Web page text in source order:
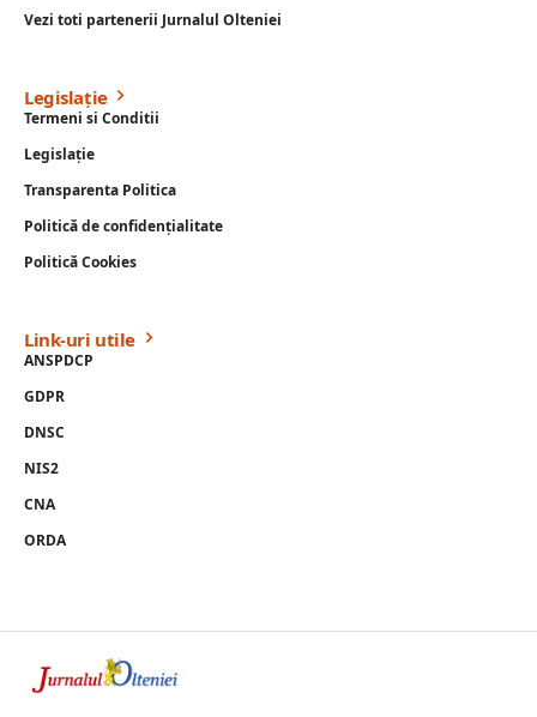
Vezi toti partenerii Jurnalul Olteniei
Legislație
Termeni si Conditii
Legislație
Transparenta Politica
Politică de confidențialitate
Politică Cookies
Link-uri utile
ANSPDCP
GDPR
DNSC
NIS2
CNA
ORDA